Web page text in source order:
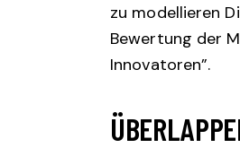
zu modellieren
Bewertung der
Innovatoren”.